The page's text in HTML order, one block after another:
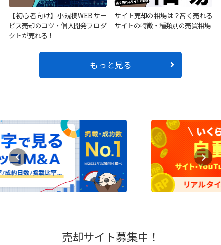
【初心者向け】小規模WEBサー
ビス売却のコツ・個人開発プロダ
クトが売れる！
サイト売却の相場は？高く売れる
サイトの特徴・種類別の売買相場
もっと見る
売却サイト募集中！